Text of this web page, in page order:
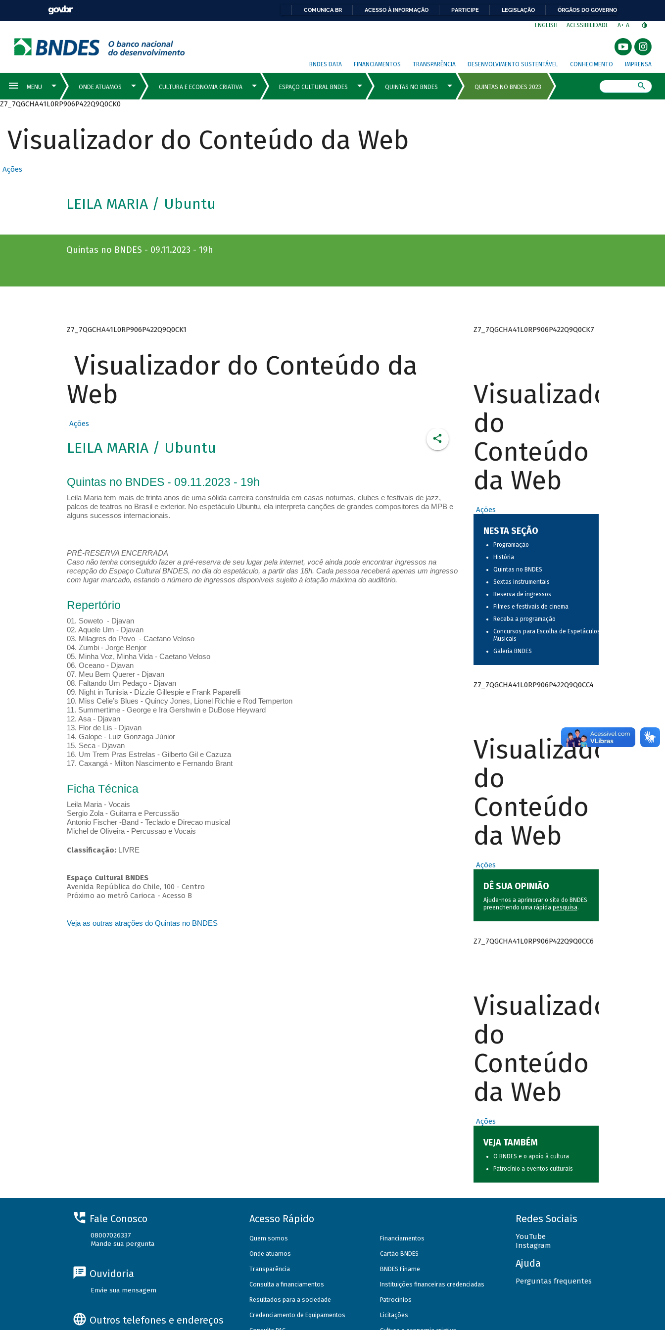
COMUNICA BR ACESSO À INFORMAÇÃO PARTICIPE LEGISLAÇÃO ÓRGÃOS DO GOVERNO
ENGLISH ACESSIBILIDADE A+ A-
BNDES DATA FINANCIAMENTOS TRANSPARÊNCIA DESENVOLVIMENTO SUSTENTÁVEL CONHECIMENTO IMPRENSA
Z7_7QGCHA41L0RP906P422Q9Q0CK0
Visualizador do Conteúdo da Web
Ações
LEILA MARIA / Ubuntu
Quintas no BNDES - 09.11.2023 - 19h
Z7_7QGCHA41L0RP906P422Q9Q0CK1
Visualizador do Conteúdo da
Web
Ações
LEILA MARIA / Ubuntu
Quintas no BNDES - 09.11.2023 - 19h
Leila Maria tem mais de trinta anos de uma sólida carreira construída em casas noturnas, clubes e festivais de jazz,
palcos de teatros no Brasil e exterior. No espetáculo Ubuntu, ela interpreta canções de grandes compositores da MPB e
alguns sucessos internacionais.
PRÉ-RESERVA ENCERRADA
Caso não tenha conseguido fazer a pré-reserva de seu lugar pela internet, você ainda pode encontrar ingressos na
recepção do Espaço Cultural BNDES, no dia do espetáculo, a partir das 18h. Cada pessoa receberá apenas um ingresso
com lugar marcado, estando o número de ingressos disponíveis sujeito à lotação máxima do auditório.
Repertório
01. Soweto - Djavan
02. Aquele Um - Djavan
03. Milagres do Povo - Caetano Veloso
04. Zumbi - Jorge Benjor
05. Minha Voz, Minha Vida - Caetano Veloso
06. Oceano - Djavan
07. Meu Bem Querer - Djavan
08. Faltando Um Pedaço - Djavan
09. Night in Tunisia - Dizzie Gillespie e Frank Paparelli
10. Miss Celie’s Blues - Quincy Jones, Lionel Richie e Rod Temperton
11. Summertime - George e Ira Gershwin e DuBose Heyward
12. Asa - Djavan
13. Flor de Lis - Djavan
14. Galope - Luiz Gonzaga Júnior
15. Seca - Djavan
16. Um Trem Pras Estrelas - Gilberto Gil e Cazuza
17. Caxangá - Milton Nascimento e Fernando Brant
Ficha Técnica
Leila Maria - Vocais
Sergio Zola - Guitarra e Percussão
Antonio Fischer -Band - Teclado e Direcao musical
Michel de Oliveira - Percussao e Vocais
Classificação: LIVRE
Espaço Cultural BNDES
Avenida República do Chile, 100 - Centro
Próximo ao metrô Carioca - Acesso B
Veja as outras atrações do Quintas no BNDES
Z7_7QGCHA41L0RP906P422Q9Q0CK7
Visualizador
do
Conteúdo
da Web
Ações
NESTA SEÇÃO
Programação
História
Quintas no BNDES
Sextas instrumentais
Reserva de ingressos
Filmes e festivais de cinema
Receba a programação
Concursos para Escolha de Espetáculos
Musicais
Galeria BNDES
Z7_7QGCHA41L0RP906P422Q9Q0CC4
Visualizador
do
Conteúdo
da Web
Ações
DÊ SUA OPINIÃO
Ajude-nos a aprimorar o site do BNDES
preenchendo uma rápida pesquisa.
Z7_7QGCHA41L0RP906P422Q9Q0CC6
Visualizador
do
Conteúdo
da Web
Ações
VEJA TAMBÉM
O BNDES e o apoio à cultura
Patrocínio a eventos culturais
Fale Conosco
08007026337
Mande sua pergunta
Ouvidoria
Envie sua mensagem
Outros telefones e endereços
Acesso Rápido
Quem somos
Onde atuamos
Transparência
Consulta a financiamentos
Resultados para a sociedade
Credenciamento de Equipamentos
Financiamentos
Cartão BNDES
BNDES Finame
Instituições financeiras credenciadas
Patrocínios
Licitações
Redes Sociais
YouTube
Instagram
Ajuda
Perguntas frequentes